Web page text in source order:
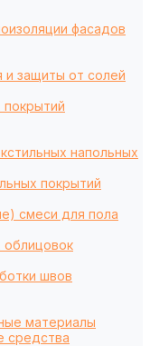
фасадов
защиты от солей
напольных
покрытий
смеси для пола
облицовок
швов
материалы
средства